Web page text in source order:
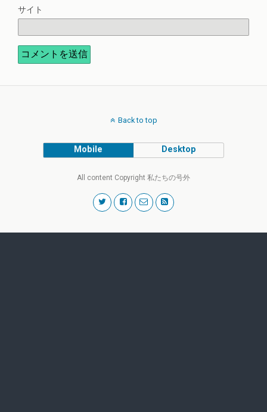
サイト
Back to top
Mobile Desktop
All content Copyright 私たちの号外